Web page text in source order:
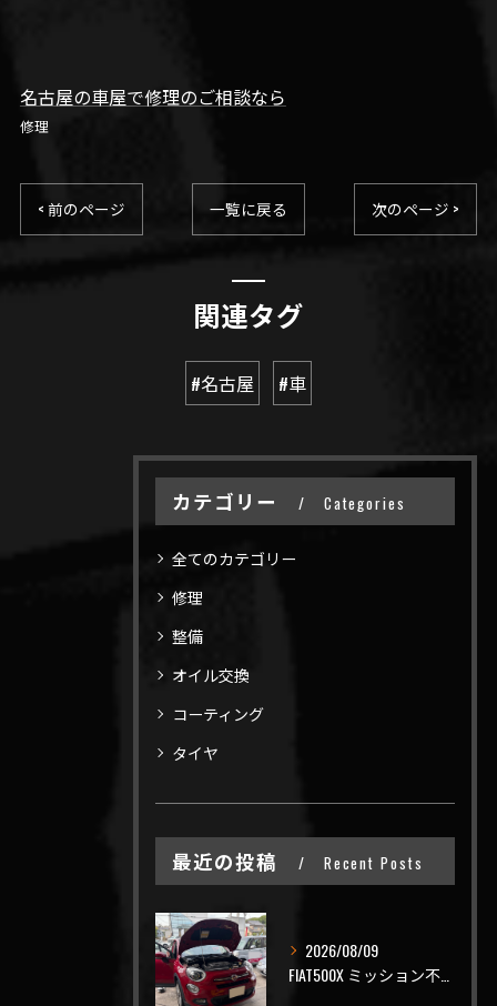
名古屋の車屋で修理のご相談なら
修理
< 前のページ 一覧に戻る 次のページ >
関連タグ
#名古屋 #車
カテゴリー Categories
全てのカテゴリー
修理
整備
オイル交換
コーティング
タイヤ
最近の投稿 Recent Posts
2026/08/09